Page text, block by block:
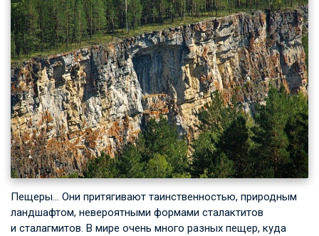
Пещеры… Они притягивают таинственностью, природным
ландшафтом, невероятными формами сталактитов
и сталагмитов. В мире очень много разных пещер, куда